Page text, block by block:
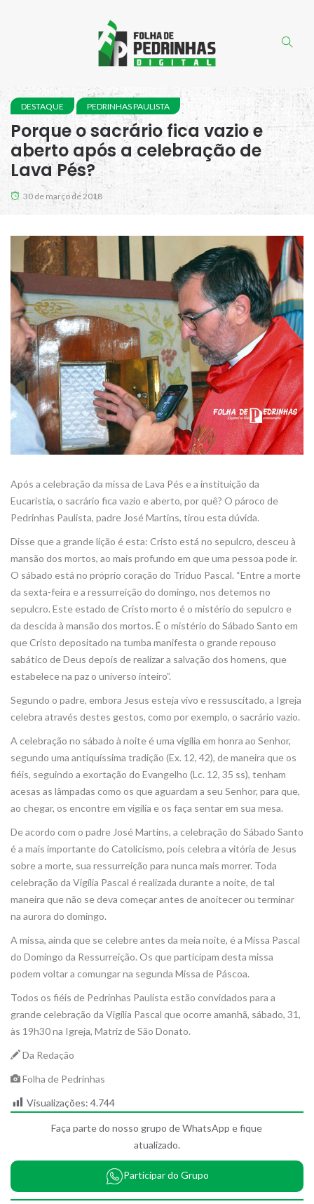
DESTAQUE PEDRINHAS PAULISTA
Porque o sacrário fica vazio e
aberto após a celebração de
Lava Pés?
30 de março de 2018
Após a celebração da missa de Lava Pés e a instituição da
Eucaristia, o sacrário fica vazio e aberto, por quê? O pároco de
Pedrinhas Paulista, padre José Martins, tirou esta dúvida.
Disse que a grande lição é esta: Cristo está no sepulcro, desceu à
mansão dos mortos, ao mais profundo em que uma pessoa pode ir.
O sábado está no próprio coração do Tríduo Pascal. “Entre a morte
da sexta-feira e a ressurreição do domingo, nos detemos no
sepulcro. Este estado de Cristo morto é o mistério do sepulcro e
da descida à mansão dos mortos. É o mistério do Sábado Santo em
que Cristo depositado na tumba manifesta o grande repouso
sabático de Deus depois de realizar a salvação dos homens, que
estabelece na paz o universo inteiro”.
Segundo o padre, embora Jesus esteja vivo e ressuscitado, a Igreja
celebra através destes gestos, como por exemplo, o sacrário vazio.
A celebração no sábado à noite é uma vigília em honra ao Senhor,
segundo uma antiquíssima tradição (Ex. 12, 42), de maneira que os
fiéis, seguindo a exortação do Evangelho (Lc. 12, 35 ss), tenham
acesas as lâmpadas como os que aguardam a seu Senhor, para que,
ao chegar, os encontre em vigília e os faça sentar em sua mesa.
De acordo com o padre José Martins, a celebração do Sábado Santo
é a mais importante do Catolicismo, pois celebra a vitória de Jesus
sobre a morte, sua ressurreição para nunca mais morrer. Toda
celebração da Vigília Pascal é realizada durante a noite, de tal
maneira que não se deva começar antes de anoitecer ou terminar
na aurora do domingo.
A missa, ainda que se celebre antes da meia noite, é a Missa Pascal
do Domingo da Ressurreição. Os que participam desta missa
podem voltar a comungar na segunda Missa de Páscoa.
Todos os fiéis de Pedrinhas Paulista estão convidados para a
grande celebração da Vigília Pascal que ocorre amanhã, sábado, 31,
às 19h30 na Igreja, Matriz de São Donato.
Da Redação
Folha de Pedrinhas
Visualizações: 4.744
Faça parte do nosso grupo de WhatsApp e fique
atualizado.
Participar do Grupo